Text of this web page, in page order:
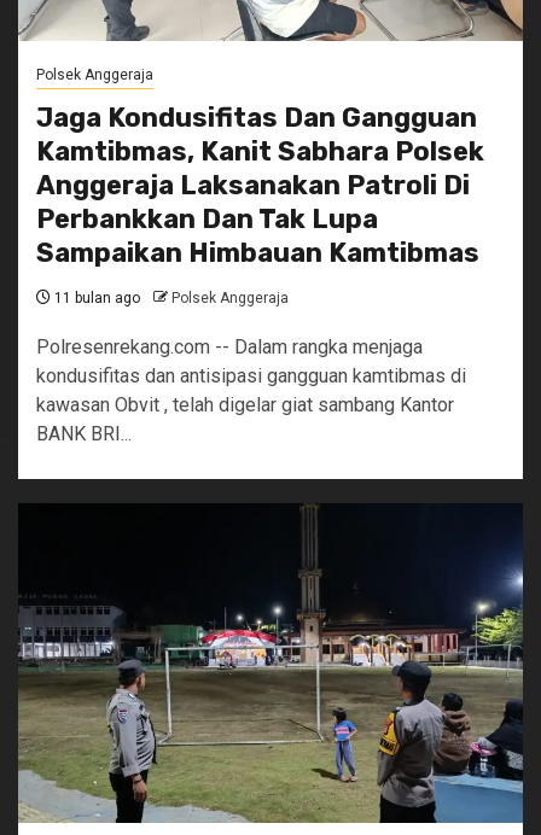
Polsek Anggeraja
Jaga Kondusifitas Dan Gangguan
Kamtibmas, Kanit Sabhara Polsek
Anggeraja Laksanakan Patroli Di
Perbankkan Dan Tak Lupa
Sampaikan Himbauan Kamtibmas
11 bulan ago Polsek Anggeraja
Polresenrekang.com -- Dalam rangka menjaga
kondusifitas dan antisipasi gangguan kamtibmas di
kawasan Obvit , telah digelar giat sambang Kantor
BANK BRI...